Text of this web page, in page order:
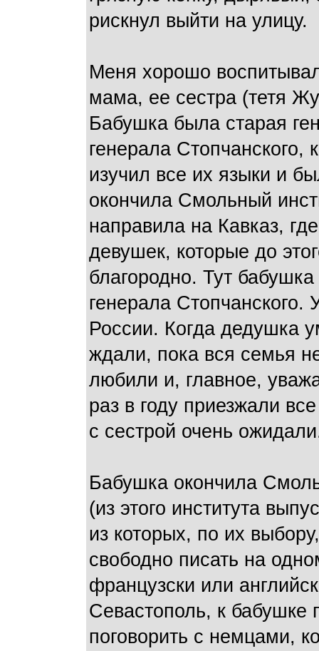
рискнул выйти на улицу.
Меня хорошо
мама, ее сестра (тетя
Бабушка была старая
генерала Стопчанского,
изучил все их языки и
окончила Смольный
направила на Кавказ,
девушек, которые до
благородно. Тут
генерала
России. Когда дедушка
ждали, пока вся семья
любили и, главное,
раз в году приезжали
с сестрой очень
Бабушка окончила
(из этого института
из которых, по их
свободно писать на
французски или
Севастополь, к
поговорить с немцами,